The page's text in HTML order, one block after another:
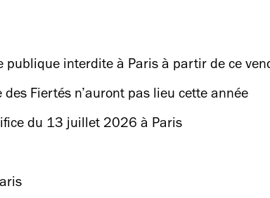
publique interdite à Paris à partir de ce
Fiertés n’auront pas lieu cette année
du 13 juillet 2026 à Paris